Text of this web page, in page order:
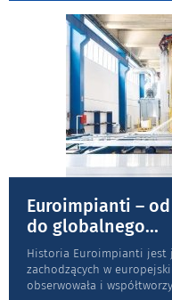
Euroimpianti –
do globalnego...
Historia Euroimpianti jest
zachodzących w
obserwowała i